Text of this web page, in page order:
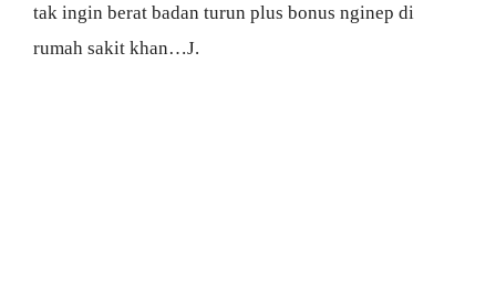
tak ingin berat badan turun plus bonus nginep di
rumah sakit khan…J.